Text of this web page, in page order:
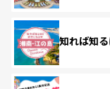
知れば知